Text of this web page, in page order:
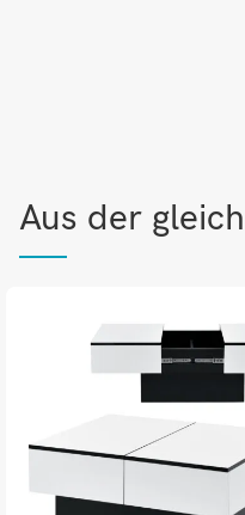
Aus der